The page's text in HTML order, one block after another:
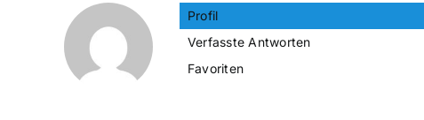
Profil
Verfasste Antworten
Favoriten